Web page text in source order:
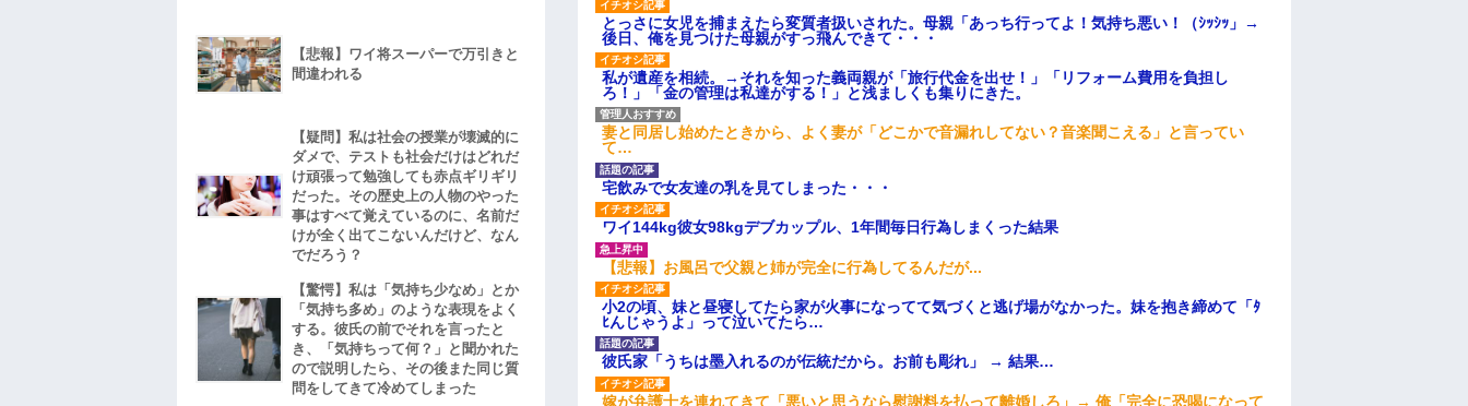
とっさに女児を捕まえたら変質者扱いされた。母親「あっち行ってよ！気持ち悪い！（ｼｯｼｯ」→
後日、俺を見つけた母親がすっ飛んできて・・・
私が遺産を相続。→それを知った義両親が「旅行代金を出せ！」「リフォーム費用を負担し
ろ！」「金の管理は私達がする！」と浅ましくも集りにきた。
妻と同居し始めたときから、よく妻が「どこかで音漏れしてない？音楽聞こえる」と言ってい
て…
宅飲みで女友達の乳を見てしまった・・・
ワイ144kg彼女98kgデブカップル、1年間毎日行為しまくった結果
【悲報】お風呂で父親と姉が完全に行為してるんだが...
小2の頃、妹と昼寝してたら家が火事になってて気づくと逃げ場がなかった。妹を抱き締めて「ﾀ
ﾋんじゃうよ」って泣いてたら…
彼氏家「うちは墨入れるのが伝統だから。お前も彫れ」 → 結果…
嫁が弁護士を連れてきて「悪いと思うなら慰謝料を払って離婚しろ」→ 俺「完全に恐喝になって
【悲報】ワイ将スーパーで万引きと
間違われる
【疑問】私は社会の授業が壊滅的に
ダメで、テストも社会だけはどれだ
け頑張って勉強しても赤点ギリギリ
だった。その歴史上の人物のやった
事はすべて覚えているのに、名前だ
けが全く出てこないんだけど、なん
でだろう？
【驚愕】私は「気持ち少なめ」とか
「気持ち多め」のような表現をよく
する。彼氏の前でそれを言ったと
き、「気持ちって何？」と聞かれた
ので説明したら、その後また同じ質
問をしてきて冷めてしまった